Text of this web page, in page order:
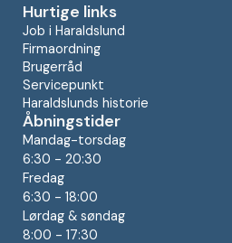
Hurtige links
Job i Haraldslund
Firmaordning
Brugerråd
Servicepunkt
Haraldslunds historie
Åbningstider
Mandag-torsdag
6:30 - 20:30
Fredag
6:30 - 18:00
Lørdag & søndag
8:00 - 17:30